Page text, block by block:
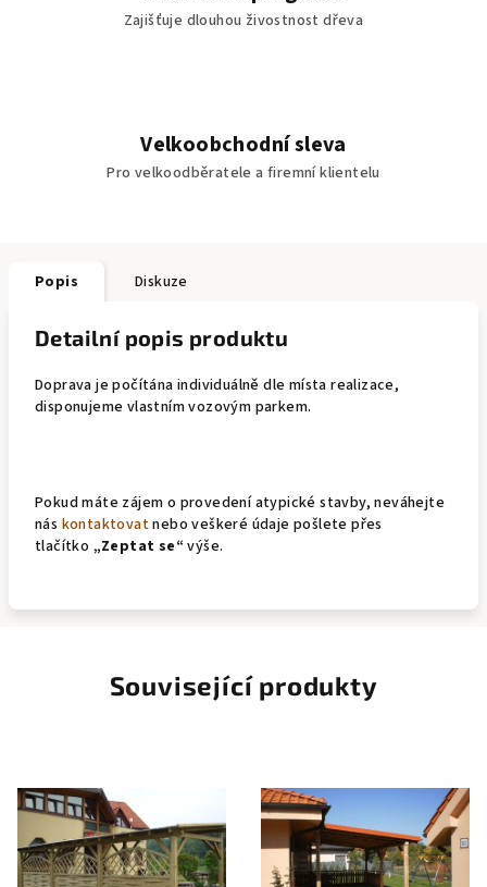
Zajišťuje dlouhou živostnost dřeva
Velkoobchodní sleva
Pro velkoodběratele a firemní klientelu
Popis Diskuze
Detailní popis produktu
Doprava je počítána individuálně dle místa realizace,
disponujeme vlastním vozovým parkem.
Pokud máte zájem o provedení atypické stavby, neváhejte
nás kontaktovat nebo veškeré údaje pošlete přes
tlačítko „Zeptat se“výše.
Související produkty